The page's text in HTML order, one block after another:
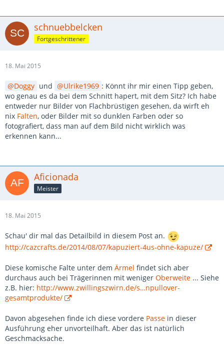
schnuebbelcken
Fortgeschrittener
18. Mai 2015
Doggy und Ulrike1969 : Könnt ihr mir einen Tipp geben,
wo genau es da bei dem Schnitt hapert, mit dem Sitz? Ich habe
entweder nur Bilder von Flachbrüstigen gesehen, da wirft eh
nix Falten, oder Bilder mit so dunklen Farben oder so
fotografiert, dass man auf dem Bild nicht wirklich was
erkennen kann...
Aficionada
Meister
18. Mai 2015
Schau' dir mal das Detailbild in diesem Post an.
http://cazcrafts.de/2014/08/07/kapuziert-4us-ohne-kapuze/
Diese komische Falte unter dem Ärmel findet sich aber
durchaus auch bei Trägerinnen mit weniger Oberweite ... Siehe
z.B. hier: http://www.zwillingszwirn.de/s…npullover-
gesamtprodukte/
Davon abgesehen finde ich diese vordere Passe in dieser
Ausführung eher unvorteilhaft. Aber das ist natürlich
Geschmacksache.